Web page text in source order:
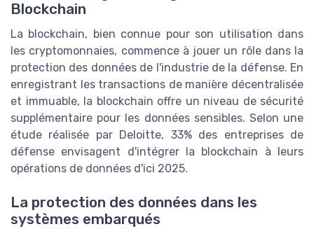
Blockchain
La blockchain, bien connue pour son utilisation dans
les cryptomonnaies, commence à jouer un rôle dans la
protection des données de l'industrie de la défense. En
enregistrant les transactions de manière décentralisée
et immuable, la blockchain offre un niveau de sécurité
supplémentaire pour les données sensibles. Selon une
étude réalisée par Deloitte, 33% des entreprises de
défense envisagent d'intégrer la blockchain à leurs
opérations de données d'ici 2025.
La protection des données dans les
systèmes embarqués